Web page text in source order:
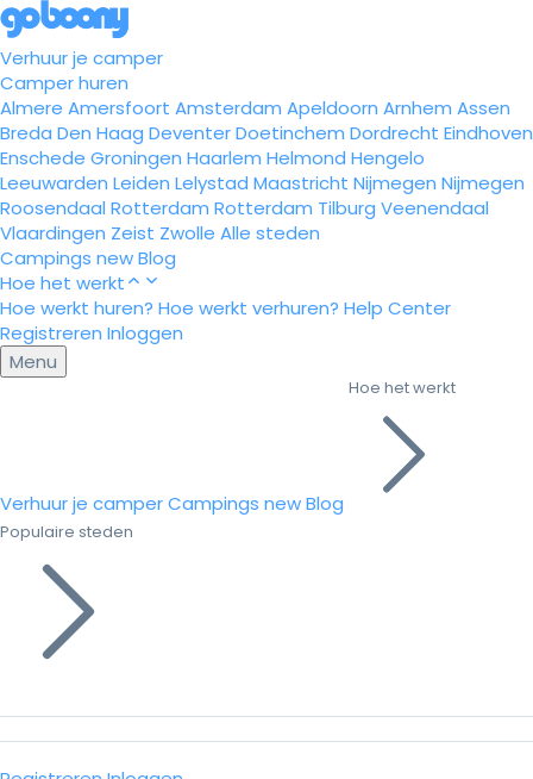
Verhuur je camper
Camper huren
Almere Amersfoort Amsterdam Apeldoorn Arnhem Assen
Breda Den Haag DeventerDoetinchem Dordrecht Eindhoven
Enschede Groningen Haarlem Helmond Hengelo
Leeuwarden Leiden Lelystad Maastricht Nijmegen Nijmegen
Roosendaal Rotterdam Rotterdam Tilburg Veenendaal
Vlaardingen Zeist Zwolle Alle steden
Campings newBlog
Hoe het werkt
Hoe werkt huren? Hoe werkt verhuren? Help Center
Registreren Inloggen
Menu
Verhuur je camperCampings newBlog
Hoe het werkt
Populaire steden